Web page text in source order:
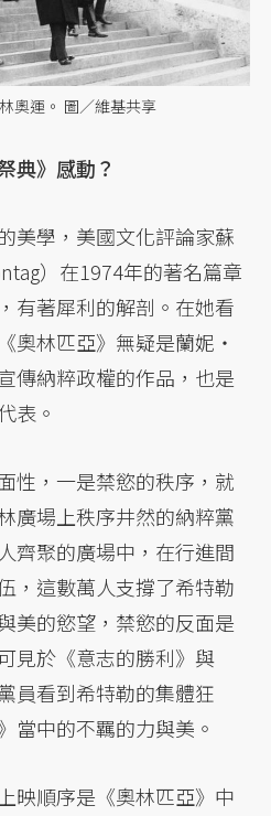
奧運。 圖／維基共享
典》感動？
美學，美國文化評論家蘇
）在1974年的著名篇章
有著犀利的解剖。在她看
奧林匹亞》無疑是蘭妮・
傳納粹政權的作品，也是
表。
性，一是禁慾的秩序，就
廣場上秩序井然的納粹黨
齊聚的廣場中，在行進間
，這數萬人支撐了希特勒
美的慾望，禁慾的反面是
見於《意志的勝利》與
員看到希特勒的集體狂
當中的不羈的力與美。
映順序是《奧林匹亞》中